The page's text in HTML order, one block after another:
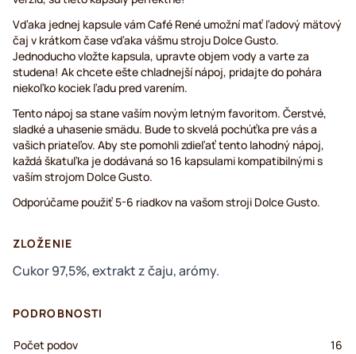
Vďaka jednej kapsule vám Café René umožní mať ľadový mätový
čaj v krátkom čase vďaka vášmu stroju Dolce Gusto.
Jednoducho vložte kapsula, upravte objem vody a varte za
studena! Ak chcete ešte chladnejší nápoj, pridajte do pohára
niekoľko kociek ľadu pred varením.
Tento nápoj sa stane vaším novým letným favoritom. Čerstvé,
sladké a uhasenie smädu. Bude to skvelá pochúťka pre vás a
vašich priateľov. Aby ste pomohli zdieľať tento lahodný nápoj,
každá škatuľka je dodávaná so 16 kapsulami kompatibilnými s
vaším strojom Dolce Gusto.
Odporúčame použiť 5-6 riadkov na vašom stroji Dolce Gusto.
ZLOŽENIE
Cukor 97,5%, extrakt z čaju, arómy.
PODROBNOSTI
Počet podov
16